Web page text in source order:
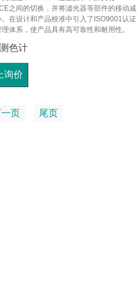
之间的切换，并将滤光器等部件的移动减
。在设计和产品校准中引入了ISO9001认证
理体系，使产品具有高可靠性和耐用性。
色计
询价
页 尾页